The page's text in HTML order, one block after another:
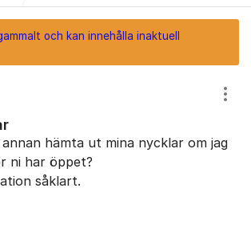
och kan innehålla inaktuell
hämta ut mina nycklar om jag
ni har öppet?
såklart.